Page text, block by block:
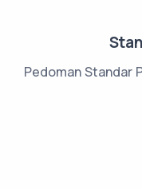
Pedoman Standar